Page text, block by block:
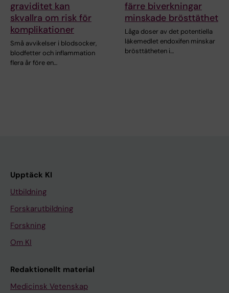
graviditet kan
skvallra om risk för
komplikationer
Små avvikelser i blodsocker,
blodfetter och inflammation
flera år före en…
färre biverkningar
minskade brösttäthet
Låga doser av det potentiella
läkemedlet endoxifen minskar
brösttätheten i…
Upptäck KI
Utbildning
Forskarutbildning
Forskning
Om KI
Redaktionellt material
Medicinsk Vetenskap